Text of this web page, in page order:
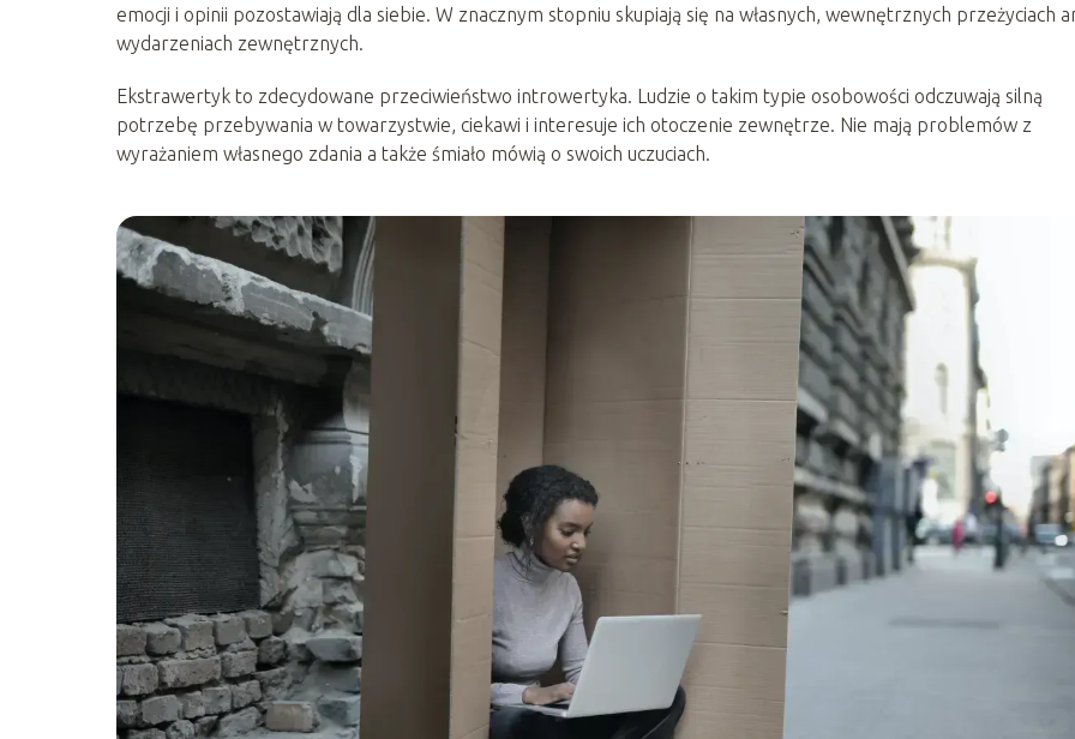
emocji i opinii pozostawiają dla siebie. W znacznym stopniu skupiają się na własnych, wewnętrznych przeżyciach
wydarzeniach zewnętrznych.
Ekstrawertyk to zdecydowane przeciwieństwo introwertyka. Ludzie o takim typie osobowości odczuwają silną
potrzebę przebywania w towarzystwie, ciekawi i interesuje ich otoczenie zewnętrze. Nie mają problemów z
wyrażaniem własnego zdania a także śmiało mówią o swoich uczuciach.